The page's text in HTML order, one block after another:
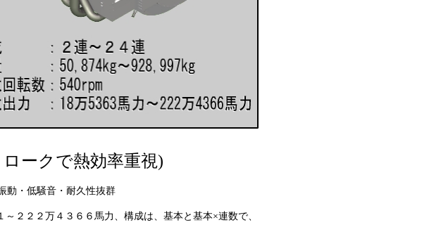
ークで熱効率重視)
・低騒音・耐久性抜群
２２万４３６６馬力、構成は、基本と基本×連数で、